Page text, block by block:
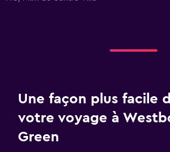
Une façon plus facile
votre voyage à
Green